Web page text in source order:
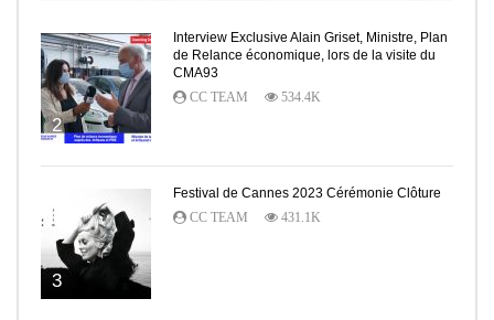
2
Interview Exclusive Alain Griset, Ministre, Plan
de Relance économique, lors de la visite du
CMA93
CC TEAM
534.4K
3
Festival de Cannes 2023 Cérémonie Clôture
CC TEAM
431.1K